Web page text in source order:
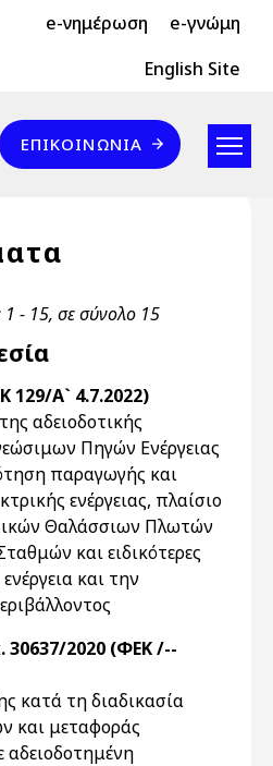
e-νημέρωση e-γνώμη
English Site
ΕΠΙΚΟΙΝΩΝΊΑ
1 - 15, σε σύνολο 15
129/Α` 4.7.2022)
αδειοδοτικής
Πηγών Ενέργειας
παραγωγής και
ενέργειας, πλαίσιο
Θαλάσσιων Πλωτών
και ειδικότερες
και την
30637/2020 (ΦΕΚ /--
κατά τη διαδικασία
και μεταφοράς